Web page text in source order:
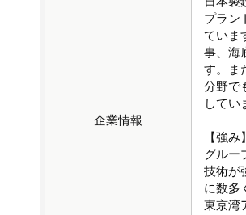
企業情報
プラン
ていま
事、海
す。ま
分野で
してい
【強み】
グルー
技術が
に数多
東京湾